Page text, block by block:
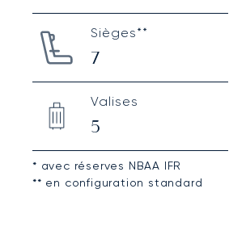
Sièges**
7
Valises
5
* avec réserves NBAA IFR
** en configuration standard